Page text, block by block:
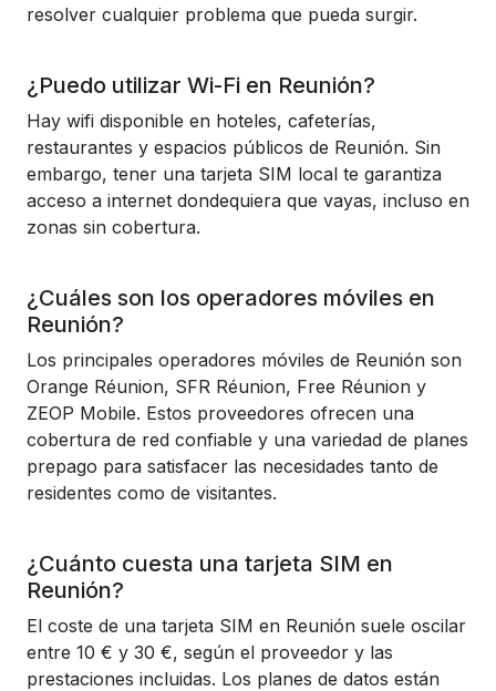
resolver cualquier problema que pueda surgir.
¿Puedo utilizar Wi-Fi en Reunión?
Hay wifi disponible en hoteles, cafeterías,
restaurantes y espacios públicos de Reunión. Sin
embargo, tener una tarjeta SIM local te garantiza
acceso a internet dondequiera que vayas, incluso en
zonas sin cobertura.
¿Cuáles son los operadores móviles en
Reunión?
Los principales operadores móviles de Reunión son
Orange Réunion, SFR Réunion, Free Réunion y
ZEOP Mobile. Estos proveedores ofrecen una
cobertura de red confiable y una variedad de planes
prepago para satisfacer las necesidades tanto de
residentes como de visitantes.
¿Cuánto cuesta una tarjeta SIM en
Reunión?
El coste de una tarjeta SIM en Reunión suele oscilar
entre 10 € y 30 €, según el proveedor y las
prestaciones incluidas. Los planes de datos están